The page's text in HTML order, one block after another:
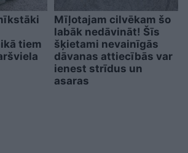
tiem
Mīļotajam cilvēkam šo
labāk nedāvināt! Šīs
šķietami nevainīgās
dāvanas attiecībās var
ienest strīdus un
asaras